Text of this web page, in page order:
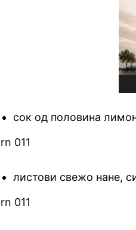
сок од половина
rn 011
листови свежо нане,
rn 011